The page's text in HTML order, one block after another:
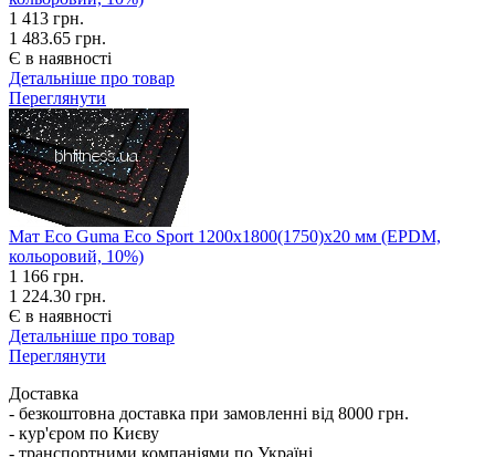
1 413 грн.
1 483.65 грн.
Є в наявності
Детальніше про товар
Переглянути
Мат Eco Guma Eco Sport 1200х1800(1750)х20 мм (EPDM,
кольоровий, 10%)
1 166 грн.
1 224.30 грн.
Є в наявності
Детальніше про товар
Переглянути
Доставка
- безкоштовна доставка при замовленні від 8000 грн.
- кур'єром по Києву